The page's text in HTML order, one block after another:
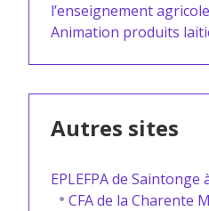
l’enseignement agricole
Animation produits
Autres sites
EPLEFPA de Saintonge
CFA de la Charente